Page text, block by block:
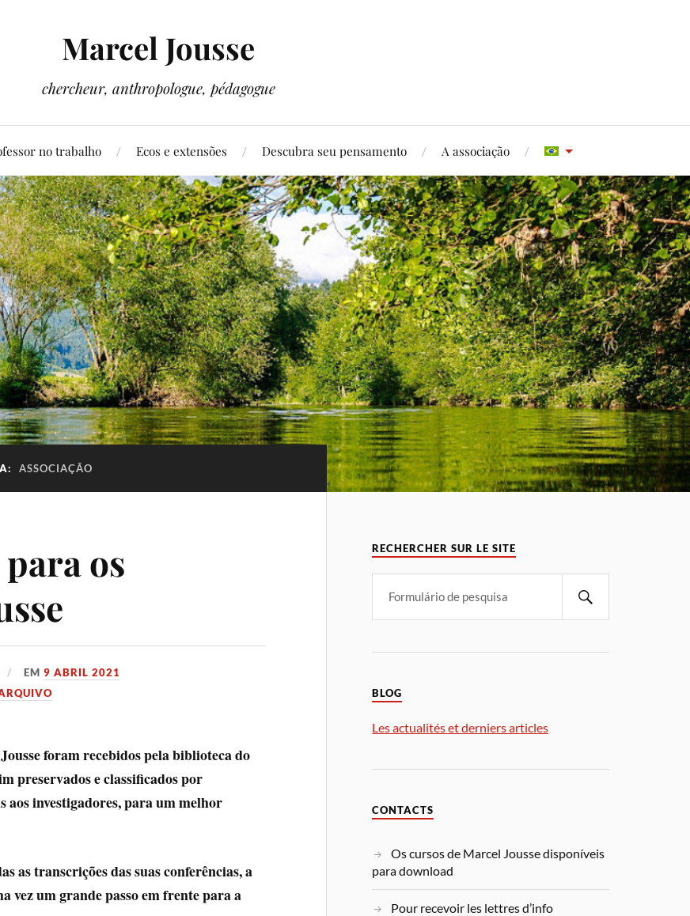
Marcel Jousse
chercheur, anthropologue, pédagogue
no trabalho Ecos e extensões Descubra seu pensamento A associação
ASSOCIAÇÃO
os
EM9 ABRIL 2021
foram recebidos pela biblioteca do
preservados e classificados por
aos investigadores, para um melhor
as transcrições das suas conferências, a
vez um grande passo em frente para a
RECHERCHER SUR LE SITE
BLOG
Les actualités et derniers articles
CONTACTS
Os cursos de Marcel Jousse disponíveis
para download
Pour recevoir les lettres d’info